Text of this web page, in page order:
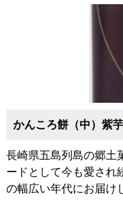
かんころ餅（中）紫芋
長崎県五島列島の郷土
ードとして今も愛され
の幅広い年代にお届け